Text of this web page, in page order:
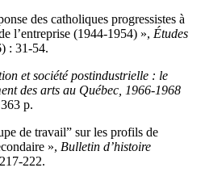
des catholiques progressistes à
l’entreprise (1944-1954) », Études
: 31-54.
et société postindustrielle : le
des arts au Québec, 1966-1968
p.
de travail” sur les profils de
», Bulletin d’histoire
222.